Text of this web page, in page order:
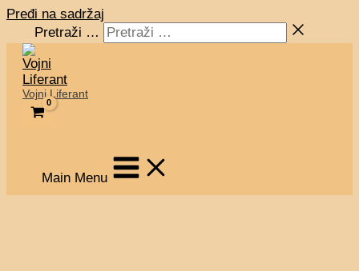
Pređi na sadržaj
Pretraži …
Vojni Liferant
Main Menu